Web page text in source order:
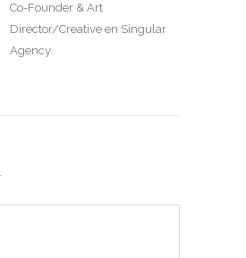
Co-Founder & Art
Director/Creative en Singular
Agency.